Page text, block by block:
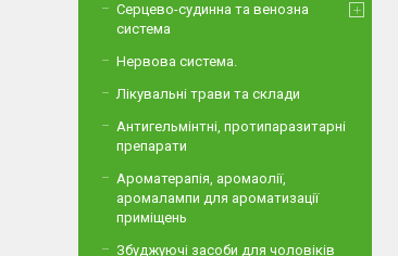
Серцево-судинна та венозна
система
Нервова система.
Лікувальні трави та склади
Антигельмінтні, протипаразитарні
препарати
Ароматерапія, аромаолії,
аромалампи для ароматизації
приміщень
Збуджуючі засоби для чоловіків